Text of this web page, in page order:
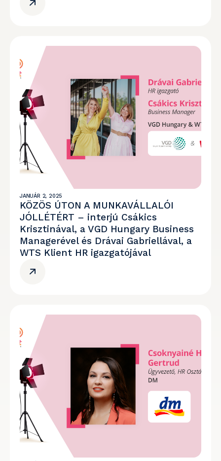
JANUÁR 2, 2025
KÖZÖS ÚTON A MUNKAVÁLLALÓI
JÓLLÉTÉRT – interjú Csákics
Krisztinával, a VGD Hungary Business
Managerével és Drávai Gabriellával, a
WTS Klient HR igazgatójával